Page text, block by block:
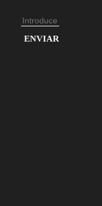
Dirección
de
Introduce